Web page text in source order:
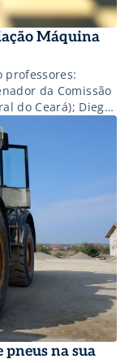
Máquina
professores:
da Comissão
do Ceará); Diego
do Mato
UFU
Pereira
Paulista “Júlio de
pneus na sua